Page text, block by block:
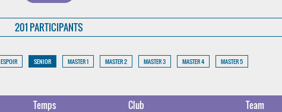
201 PARTICIPANTS
ESPOIR SENIOR MASTER 1 MASTER 2 MASTER 3 MASTER 4 MASTER 5
Temps Club Team